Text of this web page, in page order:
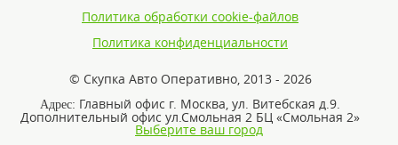
Политика обработки cookie-файлов
Политика конфиденциальности
© Скупка Авто Оперативно, 2013 - 2026
Адрес: Главный офис г. Москва, ул. Витебская д.9.
Дополнительный офис ул.Смольная 2 БЦ «Смольная 2»
Выберите ваш город